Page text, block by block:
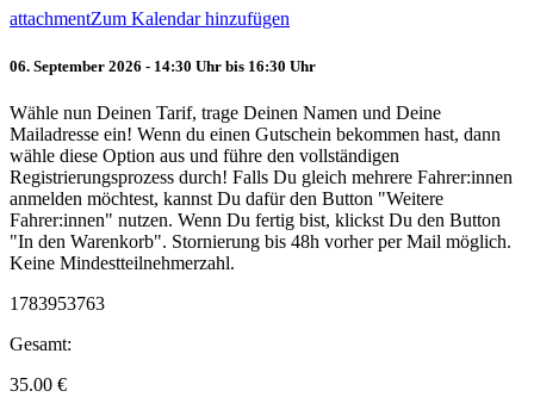
attachmentZum Kalendar hinzufügen
06. September 2026 - 14:30 Uhr bis 16:30 Uhr
Wähle nun Deinen Tarif, trage Deinen Namen und Deine
Mailadresse ein! Wenn du einen Gutschein bekommen hast, dann
wähle diese Option aus und führe den vollständigen
Registrierungsprozess durch! Falls Du gleich mehrere Fahrer:innen
anmelden möchtest, kannst Du dafür den Button "Weitere
Fahrer:innen" nutzen. Wenn Du fertig bist, klickst Du den Button
"In den Warenkorb". Stornierung bis 48h vorher per Mail möglich.
Keine Mindestteilnehmerzahl.
1783953763
Gesamt:
35.00 €